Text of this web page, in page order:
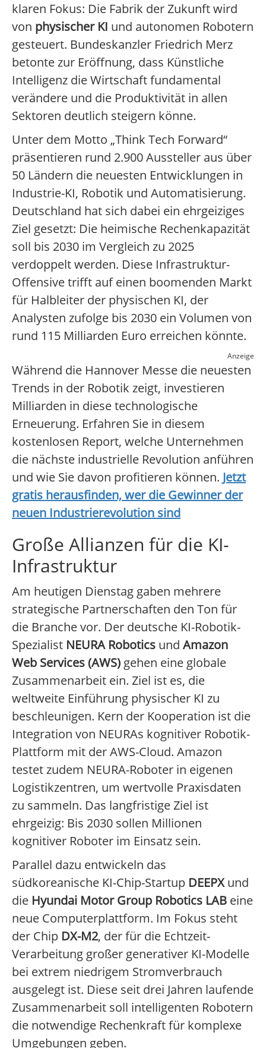
klaren Fokus: Die Fabrik der Zukunft wird
von physischer KI und autonomen Robotern
gesteuert. Bundeskanzler Friedrich Merz
betonte zur Eröffnung, dass Künstliche
Intelligenz die Wirtschaft fundamental
verändere und die Produktivität in allen
Sektoren deutlich steigern könne.
Unter dem Motto „Think Tech Forward“
präsentieren rund 2.900 Aussteller aus über
50 Ländern die neuesten Entwicklungen in
Industrie-KI, Robotik und Automatisierung.
Deutschland hat sich dabei ein ehrgeiziges
Ziel gesetzt: Die heimische Rechenkapazität
soll bis 2030 im Vergleich zu 2025
verdoppelt werden. Diese Infrastruktur-
Offensive trifft auf einen boomenden Markt
für Halbleiter der physischen KI, der
Analysten zufolge bis 2030 ein Volumen von
rund 115 Milliarden Euro erreichen könnte.
Anzeige
Während die Hannover Messe die neuesten
Trends in der Robotik zeigt, investieren
Milliarden in diese technologische
Erneuerung. Erfahren Sie in diesem
kostenlosen Report, welche Unternehmen
die nächste industrielle Revolution anführen
und wie Sie davon profitieren können. Jetzt
gratis herausfinden, wer die Gewinner der
neuen Industrierevolution sind
Große Allianzen für die KI-
Infrastruktur
Am heutigen Dienstag gaben mehrere
strategische Partnerschaften den Ton für
die Branche vor. Der deutsche KI-Robotik-
Spezialist NEURA Robotics und Amazon
Web Services (AWS) gehen eine globale
Zusammenarbeit ein. Ziel ist es, die
weltweite Einführung physischer KI zu
beschleunigen. Kern der Kooperation ist die
Integration von NEURAs kognitiver Robotik-
Plattform mit der AWS-Cloud. Amazon
testet zudem NEURA-Roboter in eigenen
Logistikzentren, um wertvolle Praxisdaten
zu sammeln. Das langfristige Ziel ist
ehrgeizig: Bis 2030 sollen Millionen
kognitiver Roboter im Einsatz sein.
Parallel dazu entwickeln das
südkoreanische KI-Chip-Startup DEEPXund
die Hyundai Motor Group Robotics LAB eine
neue Computerplattform. Im Fokus steht
der Chip DX-M2, der für die Echtzeit-
Verarbeitung großer generativer KI-Modelle
bei extrem niedrigem Stromverbrauch
ausgelegt ist. Diese seit drei Jahren laufende
Zusammenarbeit soll intelligenten Robotern
die notwendige Rechenkraft für komplexe
Umgebungen geben.